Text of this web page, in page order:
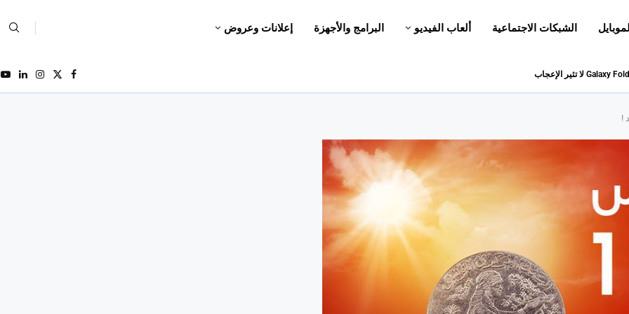
الموبايل الشبكات الاجتماعية ألعاب الفيديو البرامج والأجهزة إعلانات وعروض
!